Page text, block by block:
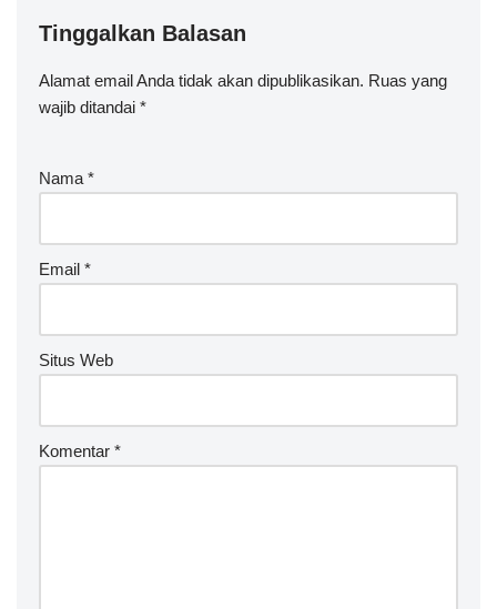
Tinggalkan Balasan
Alamat email Anda tidak akan dipublikasikan. Ruas yang
wajib ditandai *
Nama *
Email *
Situs Web
Komentar *
A
lt
n
ti
v